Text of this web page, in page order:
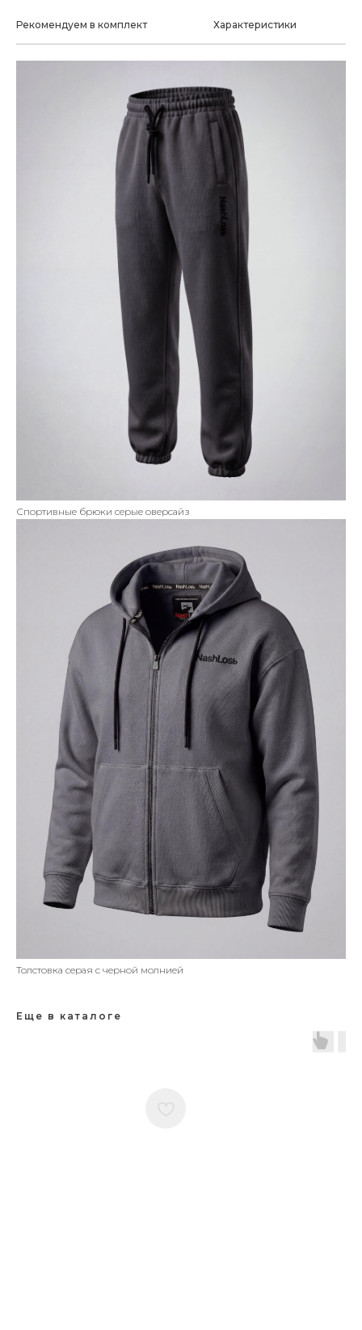
Рекомендуем в комплект Характеристики
Спортивные брюки серые оверсайз
Толстовка серая с черной молнией
Еще в каталоге